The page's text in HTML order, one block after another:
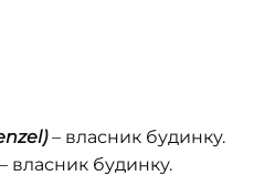
– власник будинку.
власник будинку.